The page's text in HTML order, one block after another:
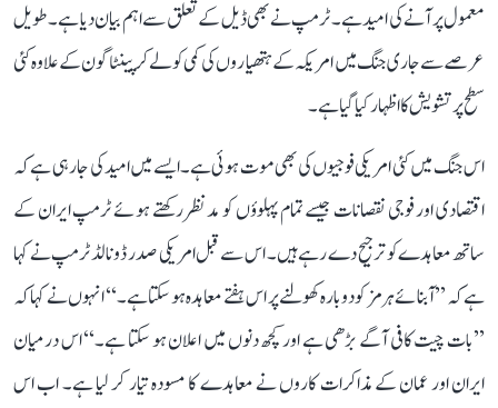
معمول پر آنے کی امید ہے۔ ٹرمپ نے بھی ڈیل کے تعلق سے اہم بیان دیا ہے۔ طویل
عرصے سے جاری جنگ میں امریکہ کے ہتھیاروں کی کمی کو لے کر پینٹاگون کے علاوہ کئی
سطح پر تشویش کا اظہار کیا گیا ہے۔
اس جنگ میں کئی امریکی فوجیوں کی بھی موت ہوئی ہے۔ ایسے میں امید کی جا رہی ہے کہ
اقتصادی اور فوجی نقصانات جیسے تمام پہلوؤں کو مدنظر رکھتے ہوئے ٹرمپ ایران کے
ساتھ معاہدے کو ترجیح دے رہے ہیں۔ اس سے قبل امریکی صدر ڈونالڈ ٹرمپ نے کہا
ہے کہ ’’آبنائے ہرمز کو دوبارہ کھولنے پر اس ہفتے معاہدہ ہو سکتا ہے۔‘‘ انہوں نے کہا کہ
’’بات چیت کافی آگے بڑھی ہے اور کچھ دنوں میں اعلان ہو سکتا ہے۔‘‘ اس درمیان
ایران اور عمان کے مذاکرات کاروں نے معاہدے کا مسودہ تیار کر لیا ہے۔ اب اس